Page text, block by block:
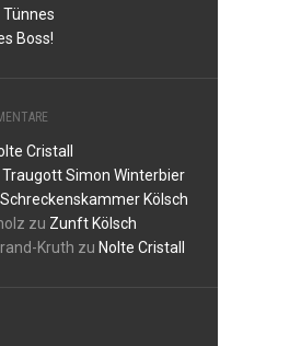
Tünnes
Boss!
Cristall
Traugott Simon Winterbier
Schreckenskammer Kölsch
zu Zunft Kölsch
Kruth zu Nolte Cristall